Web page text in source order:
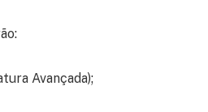
Avançada);